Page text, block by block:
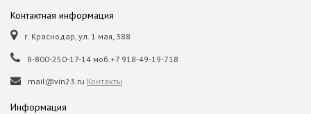
Контактная информация
г. Краснодар, ул. 1 мая, 388
8-800-250-17-14 моб.+7 918-49-19-718
mail@vin23.ru Контакты
Информация